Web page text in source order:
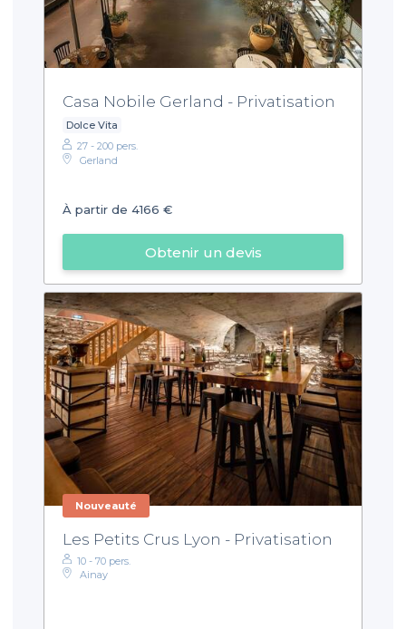
Casa Nobile Gerland - Privatisation
Dolce Vita
27 - 200 pers.
Gerland
À partir de 4166 €
Obtenir un devis
Nouveauté
Les Petits Crus Lyon - Privatisation
10 - 70 pers.
Ainay